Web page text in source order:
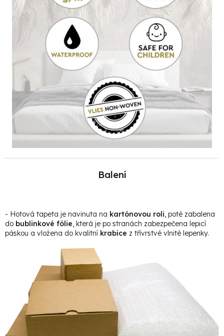
Balení
- Hotová tapeta je navinuta na kartónovou roli, poté zabalena
do bublinkové fólie, která je po stranách zabezpečena lepicí
páskou a vložena do kvalitní krabice z třívrstvé vlnité lepenky.